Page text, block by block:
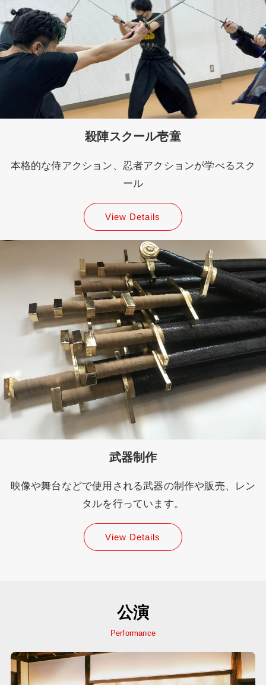
殺陣スクール壱童
本格的な侍アクション、忍者アクションが学べるスク
ール
View Details
武器制作
映像や舞台などで使用される武器の制作や販売、レン
タルを行っています。
View Details
公演
Performance